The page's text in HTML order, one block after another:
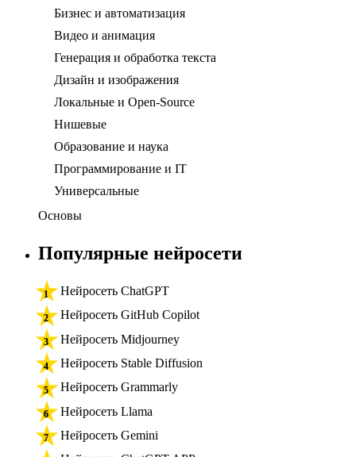
Бизнес и автоматизация
Видео и анимация
Генерация и обработка текста
Дизайн и изображения
Локальные и Open-Source
Нишевые
Образование и наука
Программирование и IT
Универсальные
Основы
Популярные нейросети
Нейросеть ChatGPT
Нейросеть GitHub Copilot
Нейросеть Midjourney
Нейросеть Stable Diffusion
Нейросеть Grammarly
Нейросеть Llama
Нейросеть Gemini